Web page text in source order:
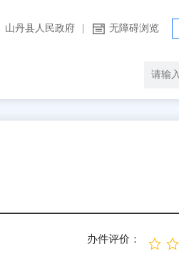
山丹县人民政府 无障碍浏览
办件评价：